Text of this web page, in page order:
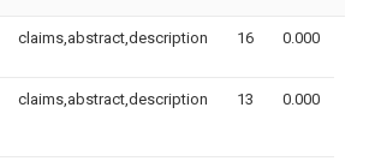
claims,abstract,description 16 0.000
claims,abstract,description 13 0.000